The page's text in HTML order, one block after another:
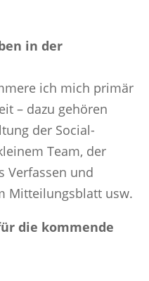
in der
ich mich primär
– dazu gehören
der Social-
Team, der
Verfassen und
Mitteilungsblatt usw.
die kommende